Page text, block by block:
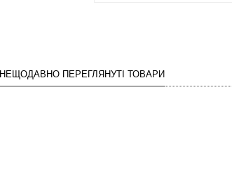
НЕЩОДАВНО ПЕРЕГЛЯНУТІ ТОВАРИ